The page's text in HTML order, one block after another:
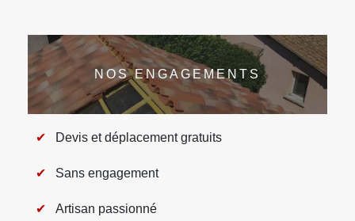
NOS ENGAGEMENTS
Devis et déplacement gratuits
Sans engagement
Artisan passionné